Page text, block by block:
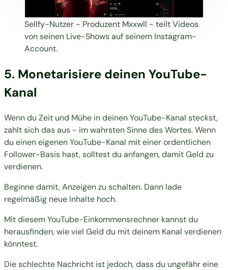
Sellfy-Nutzer - Produzent Mxxwll - teilt Videos
von seinen Live-Shows auf seinem Instagram-
Account.
5. Monetarisiere deinen YouTube-
Kanal
Wenn du Zeit und Mühe in deinen YouTube-Kanal steckst,
zahlt sich das aus - im wahrsten Sinne des Wortes. Wenn
du einen eigenen YouTube-Kanal mit einer ordentlichen
Follower-Basis hast, solltest du anfangen, damit Geld zu
verdienen.
Beginne damit, Anzeigen zu schalten. Dann lade
regelmäßig neue Inhalte hoch.
Mit diesemYouTube-Einkommensrechner kannst du
herausfinden, wie viel Geld du mit deinem Kanal verdienen
könntest.
Die schlechte Nachricht ist jedoch, dass du ungefähr eine